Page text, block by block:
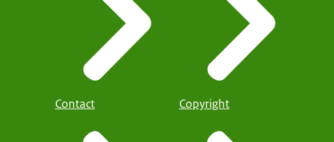
Contact Copyright